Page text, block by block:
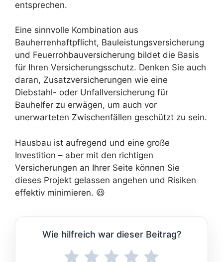
entsprechen.
Eine sinnvolle Kombination aus
Bauherrenhaftpflicht, Bauleistungsversicherung
und Feuerrohbauversicherung bildet die Basis
für Ihren Versicherungsschutz. Denken Sie auch
daran, Zusatzversicherungen wie eine
Diebstahl- oder Unfallversicherung für
Bauhelfer zu erwägen, um auch vor
unerwarteten Zwischenfällen geschützt zu sein.
Hausbau ist aufregend und eine große
Investition – aber mit den richtigen
Versicherungen an Ihrer Seite können Sie
dieses Projekt gelassen angehen und Risiken
effektiv minimieren. 😃
Wie hilfreich war dieser Beitrag?